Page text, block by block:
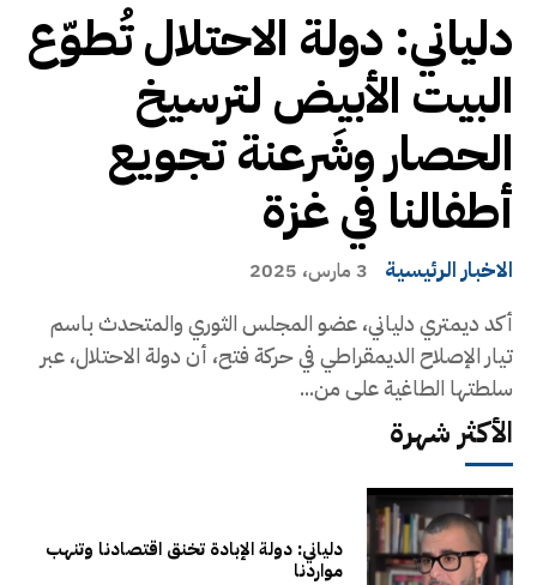
دلياني: دولة الاحتلال تُطوّع
البيت الأبيض لترسيخ
الحصار وشَرعنة تجويع
أطفالنا في غزة
الاخبار الرئيسية 3 مارس، 2025
أكد ديمتري دلياني، عضو المجلس الثوري والمتحدث باسم
تيار الإصلاح الديمقراطي في حركة فتح، أن دولة الاحتلال، عبر
سلطتها الطاغية على من...
الأكثر شهرة
دلياني: دولة الإبادة تخنق اقتصادنا وتنهب
مواردنا